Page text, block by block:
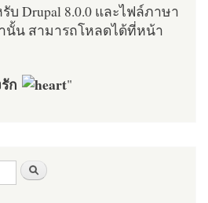
Drupal 8.0.0 และไฟล์ภาษา
นั้น สามารถโหลดได้ที่หน้า
ก "